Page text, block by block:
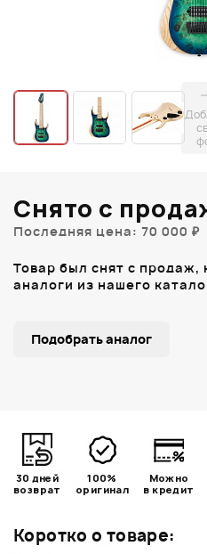
Коротко о товаре:
Снято с
Последняя цена: 70 000 ₽
Товар был снят с
аналоги из нашего
Подобрать аналог
30 дней
возврат
100%
оригинал
Можно
в кредит